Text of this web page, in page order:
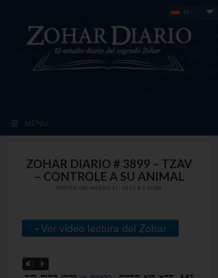
ES
MENÚ
ZOHAR DIARIO # 3899 – TZAV
– CONTROLE A SU ANIMAL
POSTED ON MARZO 17, 2022 BY ZION
Ver video lectura del Zohar
Vm P